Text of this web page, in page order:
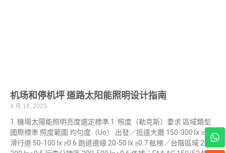
机场和停机坪 道路太阳能照明设计指南
4 月 18, 2025
1. 機場太陽能照明亮度選定標準 1. 照度（勒克斯）要求 區域類型
國際標準 照度範圍 均勻度（Uo） 出發／抵達大廳 150-300 lx ≥0.4
滑行道 50-100 lx ≥0.6 跑道邊緣 20-50 lx ≥0.7 舷梯／台階區域 200-
W
h